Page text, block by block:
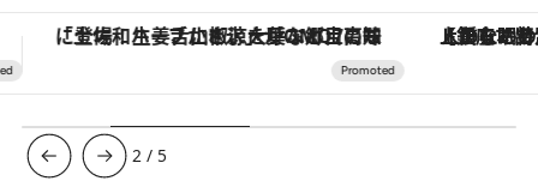
【銀座で出合う最旬美容】美髪ケアや上質な眠り…セルフケアのアップデートから、特別な名入れギフトまで。大人のための「ReFa GINZA」クルーズ
3 / 5